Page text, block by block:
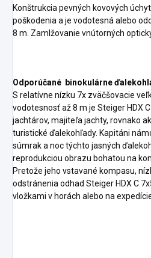
Konštrukcia pevných kovových
poškodenia a je vodotesná alebo
8 m. Zamlžovanie vnútorných
Odporúčané binokulárne
S relatívne nízku 7x zväčšovacie
vodotesnosť až 8 m je Steiger HDX
jachtárov, majiteľa jachty, rovnako
turistické ďalekohľady. Kapitáni
súmrak a noc týchto jasných
reprodukciou obrazu bohatou na
Pretože jeho vstavané kompasu,
odstránenia odhad Steiger HDX C
vložkami v horách alebo na